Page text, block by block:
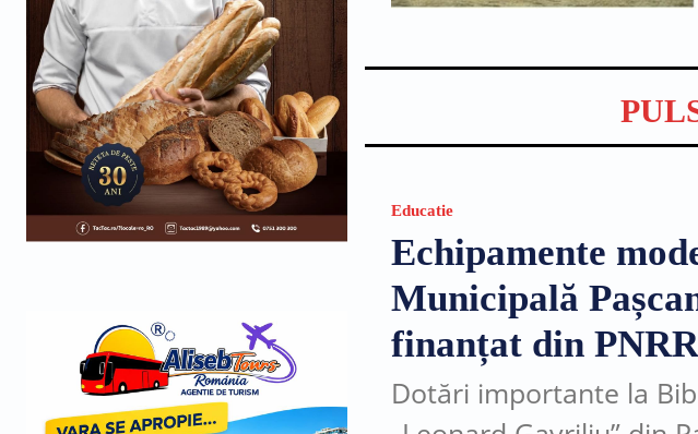
Educatie
Echipamente
Municipală
finanțat din PNRR
Dotări importante la